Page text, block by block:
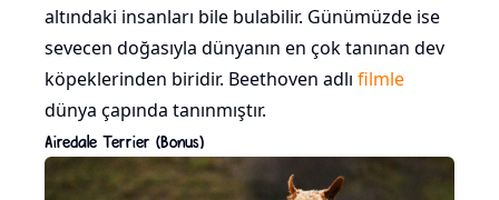
altındaki insanları bile bulabilir. Günümüzde ise
sevecen doğasıyla dünyanın en çok tanınan dev
köpeklerinden biridir. Beethoven adlı filmle
dünya çapında tanınmıştır.
Airedale Terrier (Bonus)